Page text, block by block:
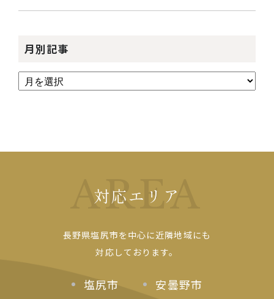
月別記事
AREA
対応エリア
長野県塩尻市を中心に近隣地域にも
対応しております。
塩尻市
安曇野市